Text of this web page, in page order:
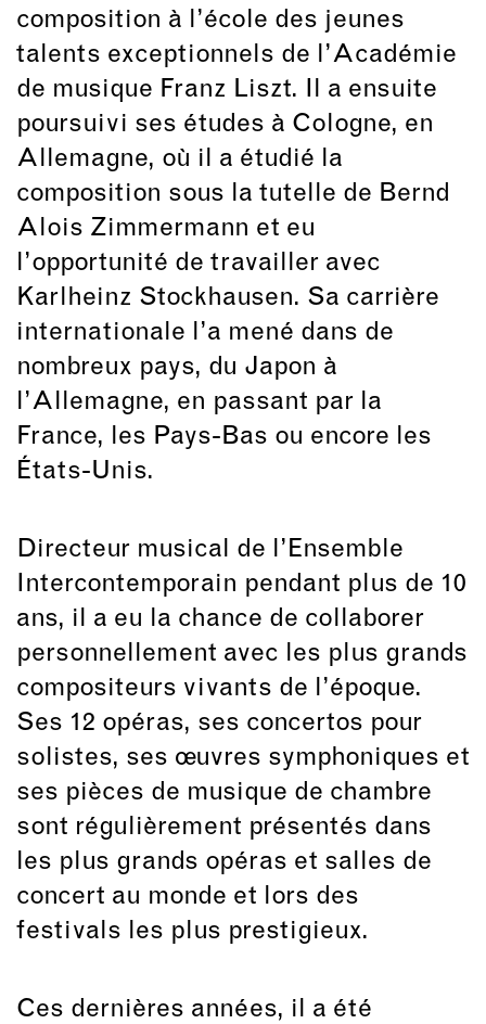
composition à l’école des jeunes
talents exceptionnels de l’Académie
de musique Franz Liszt. Il a ensuite
poursuivi ses études à Cologne, en
Allemagne, où il a étudié la
composition sous la tutelle de Bernd
Alois Zimmermann et eu
l’opportunité de travailler avec
Karlheinz Stockhausen. Sa carrière
internationale l’a mené dans de
nombreux pays, du Japon à
l’Allemagne, en passant par la
France, les Pays-Bas ou encore les
États-Unis.
Directeur musical de l’Ensemble
Intercontemporain pendant plus de 10
ans, il a eu la chance de collaborer
personnellement avec les plus grands
compositeurs vivants de l’époque.
Ses 12 opéras, ses concertos pour
solistes, ses œuvres symphoniques et
ses pièces de musique de chambre
sont régulièrement présentés dans
les plus grands opéras et salles de
concert au monde et lors des
festivals les plus prestigieux.
Ces dernières années, il a été